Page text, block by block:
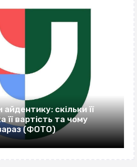
скільки її
її вартість та чому
(ФОТО)